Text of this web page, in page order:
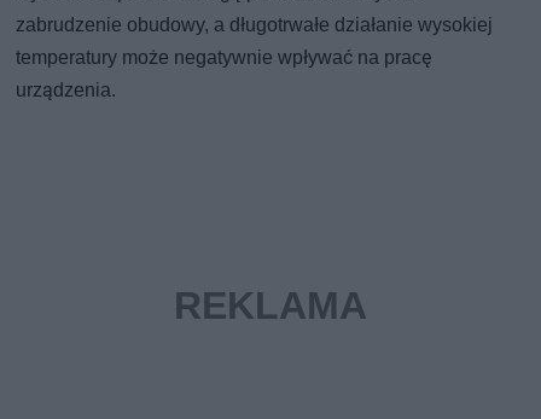
zabrudzenie obudowy, a długotrwałe działanie wysokiej
temperatury może negatywnie wpływać na pracę
urządzenia.